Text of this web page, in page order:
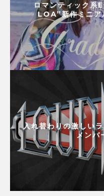
ロマンティック
LOA”新作ミニア
入れ替わりの激しい
メンバ